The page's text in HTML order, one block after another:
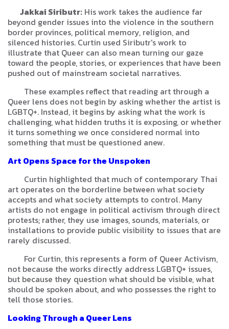
Jakkai Siributr: His work takes the audience far
beyond gender issues into the violence in the southern
border provinces, political memory, religion, and
silenced histories. Curtin used Siributr's work to
illustrate that Queer can also mean turning our gaze
toward the people, stories, or experiences that have been
pushed out of mainstream societal narratives.
These examples reflect that reading art through a
Queer lens does not begin by asking whether the artist is
LGBTQ+. Instead, it begins by asking what the work is
challenging, what hidden truths it is exposing, or whether
it turns something we once considered normal into
something that must be questioned anew.
Art Opens Space for the Unspoken
Curtin highlighted that much of contemporary Thai
art operates on the borderline between what society
accepts and what society attempts to control. Many
artists do not engage in political activism through direct
protests; rather, they use images, sounds, materials, or
installations to provide public visibility to issues that are
rarely discussed.
For Curtin, this represents a form of Queer Activism,
not because the works directly address LGBTQ+ issues,
but because they question what should be visible, what
should be spoken about, and who possesses the right to
tell those stories.
Looking Through a Queer Lens